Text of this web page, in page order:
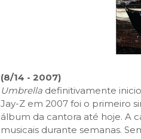
(8/14 - 2007)
Umbrella definitivamente
Jay-Z em 2007 foi o primeiro
álbum da cantora até hoje. A
musicais durante semanas.